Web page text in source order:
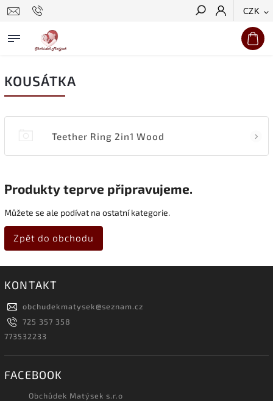
CZK
Hledat
KOUSÁTKA
Teether Ring 2in1 Wood
Produkty teprve připravujeme.
Můžete se ale podívat na ostatní kategorie.
Zpět do obchodu
KONTAKT
obchudekmatysek@seznam.cz
725 357 358
773532233
FACEBOOK
Obchůdek Matýsek s.r.o